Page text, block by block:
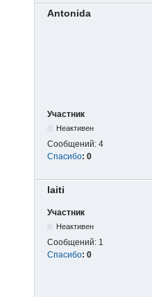
Antonida
Участник
Неактивен
Сообщений: 4
Спасибо: 0
laiti
Участник
Неактивен
Сообщений: 1
Спасибо: 0